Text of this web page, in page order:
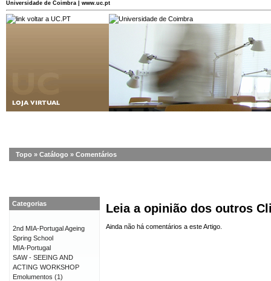
Universidade de Coimbra | www.uc.pt
Topo » Catálogo » Comentários
Leia a opinião dos outros
Ainda não há comentários a este Artigo.
Categorias
2nd MIA-Portugal Ageing
Spring School
MIA-Portugal
SAW - SEEING AND
ACTING WORKSHOP
Emolumentos (1)